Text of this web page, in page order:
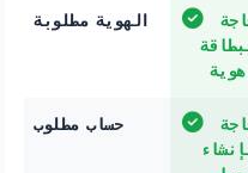
الهوية مطلوبة
هوية
حساب مطلوب